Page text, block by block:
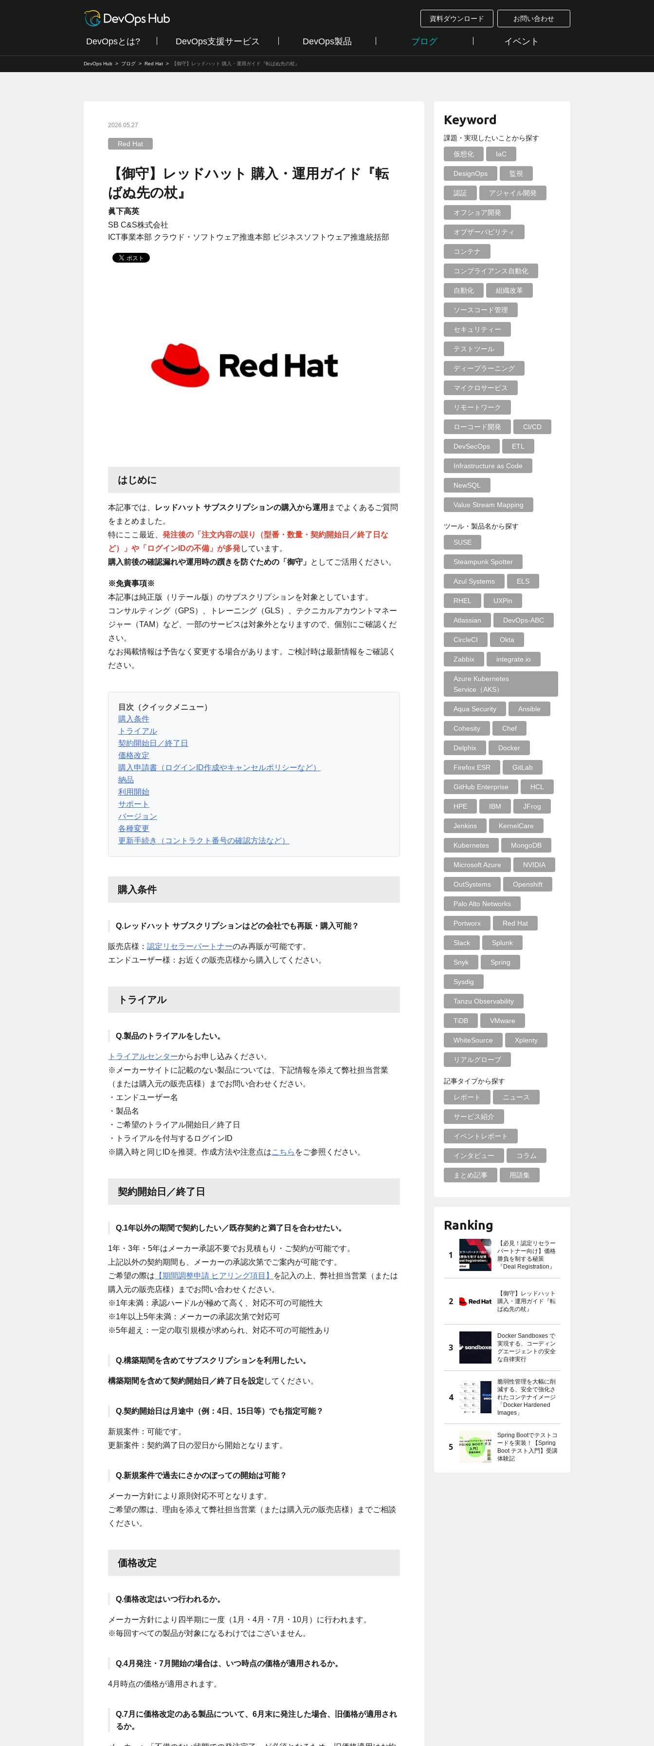
資料ダウンロード お問い合わせ
DevOpsとは? DevOps支援サービス DevOps製品 ブログ イベント
DevOps Hub ブログ Red Hat 【御守】レッドハット 購入・運用ガイド『転ばぬ先の杖』
2026.05.27
Red Hat
【御守】レッドハット 購入・運用ガイド『転
ばぬ先の杖』
眞下高英
SB C&S株式会社
ICT事業本部 クラウド・ソフトウェア推進本部 ビジネスソフトウェア推進統括部
はじめに
本記事では、 レッドハット サブスクリプションの購入から運用 までよくあるご質問
をまとめました。
特にここ最近、 発注後の「注文内容の誤り（型番・数量・契約開始日／終了日な
ど）」や「ログインIDの不備」 が多発しています。
購入前後の確認漏れや運用時の躓きを防ぐための「御守」 としてご活用ください。
※免責事項※
本記事は純正版（リテール版）のサブスクリプションを対象としています。
コンサルティング（GPS）、トレーニング（GLS）、テクニカルアカウントマネー
ジャー（TAM）など、一部のサービスは対象外となりますので、個別にご確認くだ
さい。
なお掲載情報は予告なく変更する場合があります。ご検討時は最新情報をご確認く
ださい。
目次（クイックメニュー）
購入条件
トライアル
契約開始日／終了日
価格改定
購入申請書（ログインID作成やキャンセルポリシーなど）
納品
利用開始
サポート
バージョン
各種変更
更新手続き（コントラクト番号の確認方法など）
購入条件
Q.レッドハット サブスクリプションはどの会社でも再販・購入可能？
販売店様： 認定リセラーパートナーのみ再販が可能です。
エンドユーザー様：お近くの販売店様から購入してください。
トライアル
Q.製品のトライアルをしたい。
トライアルセンターからお申し込みください。
※メーカーサイトに記載のない製品については、下記情報を添えて弊社担当営業
（または購入元の販売店様）
までお問い合わせください。
・エンドユーザー名
・製品名
・ご希望のトライアル開始日／終了日
・トライアルを付与するログインID
※購入時と同じIDを推奨。作成方法や注意点はこちら をご参照ください。
契約開始日／終了日
Q.1年以外の期間で契約したい／既存契約と満了日を合わせたい。
1年・3年・5年はメーカー承認不要でお見積もり・ご契約が可能です。
上記以外の契約期間も、メーカーの承認次第でご案内が可能です。
ご希望の際は 【期間調整申請 ヒアリング項目】 を記入の上、 弊社担当営業（または
購入元の販売店様）
までお問い合わせください。
※1年未満：承認ハードルが極めて高く、対応不可の可能性大
※1年以上5年未満：メーカーの承認次第で対応可
※5年超え：一定の取引規模が求められ、対応不可の可能性あり
Q.構築期間を含めてサブスクリプションを利用したい。
構築期間を含めて契約開始日／終了日を設定 してください。
Q.契約開始日は月途中（例：4日、15日等）でも指定可能？
新規案件：可能です。
更新案件：契約満了日の翌日から開始となります。
Q.新規案件で過去にさかのぼっての開始は可能？
メーカー方針により原則対応不可となります。
ご希望の際は、理由を添えて弊社担当営業（または購入元の販売店様）までご相談
ください。
価格改定
Q.価格改定はいつ行われるか。
メーカー方針により四半期に一度（1月・4月・7月・10月）に行われます。
※毎回すべての製品が対象になるわけではございません。
Q.4月発注・7月開始の場合は、いつ時点の価格が適用されるか。
4月時点の価格が適用されます。
Q.7月に価格改定のある製品について、6月末に発注した場合、旧価格が適用され
るか。
Keyword
課題・実現したいことから探す
仮想化 IaC
DesignOps 監視
認証 アジャイル開発
オフショア開発
オブザーバビリティ
コンテナ
コンプライアンス自動化
自動化 組織改革
ソースコード管理
セキュリティー
テストツール
ディープラーニング
マイクロサービス
リモートワーク
ローコード開発 CI/CD
DevSecOps ETL
Infrastructure as Code
NewSQL
Value Stream Mapping
ツール・製品名から探す
SUSE
Steampunk Spotter
Azul Systems ELS
RHEL UXPin
Atlassian DevOps-ABC
CircleCI Okta
Zabbix integrate.io
Azure Kubernetes
Service（AKS）
Aqua Security Ansible
Cohesity Chef
Delphix Docker
Firefox ESR GitLab
GitHub Enterprise HCL
HPE IBM JFrog
Jenkins KernelCare
Kubernetes MongoDB
Microsoft Azure NVIDIA
OutSystems Openshift
Palo Alto Networks
Portworx Red Hat
Slack Splunk
Snyk Spring
Sysdig
Tanzu Observability
TiDB VMware
WhiteSource Xplenty
リアルグローブ
記事タイプから探す
レポート ニュース
サービス紹介
イベントレポート
インタビュー コラム
まとめ記事 用語集
Ranking
【必見！認定リセラー
パートナー向け】価格
勝負を制する秘策
『Deal Registration』
【御守】レッドハット
購入・運用ガイド『転
ばぬ先の杖』
Docker Sandboxes で
実現する、コーディン
グエージェントの安全
な自律実行
脆弱性管理を大幅に削
減する、安全で強化さ
れたコンテナイメージ
「Docker Hardened
Images」
Spring Bootでテストコ
ードを実装！【Spring
Boot テスト入門】受講
体験記